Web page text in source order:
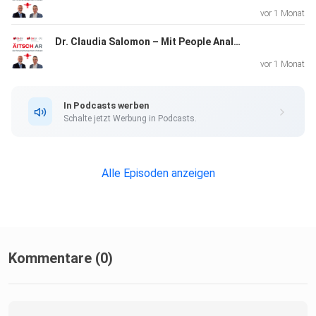
Fragen und viele neue Impulse!
Nützliche Links:
vor 1 Monat
Dr. Claudia Salomon – Mit People Analytics messbaren Mehrwert schaffen
vor 1 Monat
In Podcasts werben
Schalte jetzt Werbung in Podcasts.
Alle Episoden anzeigen
Kommentare (0)